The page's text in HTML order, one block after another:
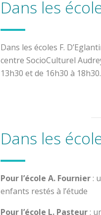
Dans les
Dans les écoles F.
centre SocioCulturel
13h30 et de 16h30 à 18h30.
Dans les
Pour l’école A. Fournier:
enfants restés à l’étude
Pour l’école L. Pasteur: